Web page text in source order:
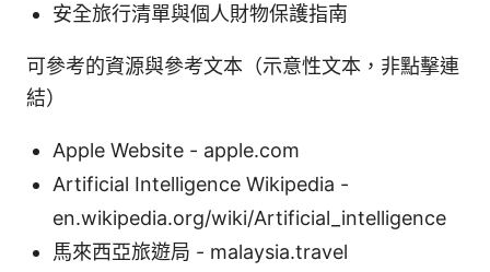
安全旅行清單與個人財物保護指南
可參考的資源與參考文本（示意性文本，非點擊連
結）
Apple Website - apple.com
Artificial Intelligence Wikipedia -
en.wikipedia.org/wiki/Artificial_intelligence
馬來西亞旅遊局 - malaysia.travel